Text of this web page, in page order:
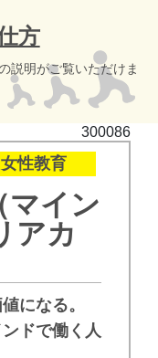
方
説明がご覧いただけま
300086
性教育
イン
アカ
になる。
ドで働く人